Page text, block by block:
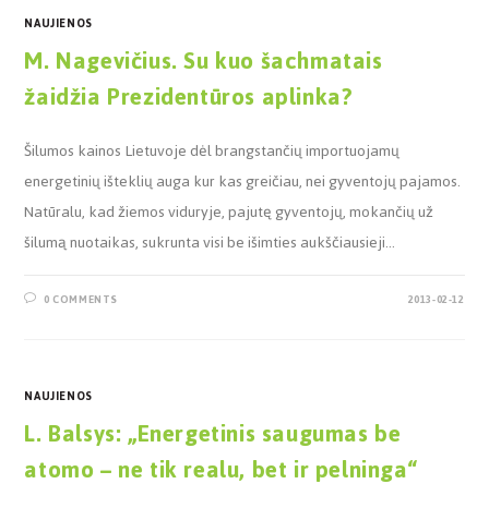
NAUJIENOS
M. Nagevičius. Su kuo šachmatais
žaidžia Prezidentūros aplinka?
Šilumos kainos Lietuvoje dėl brangstančių importuojamų
energetinių išteklių auga kur kas greičiau, nei gyventojų pajamos.
Natūralu, kad žiemos viduryje, pajutę gyventojų, mokančių už
šilumą nuotaikas, sukrunta visi be išimties aukščiausieji…
0 COMMENTS 2013-02-12
NAUJIENOS
L. Balsys: „Energetinis saugumas be
atomo – ne tik realu, bet ir pelninga“